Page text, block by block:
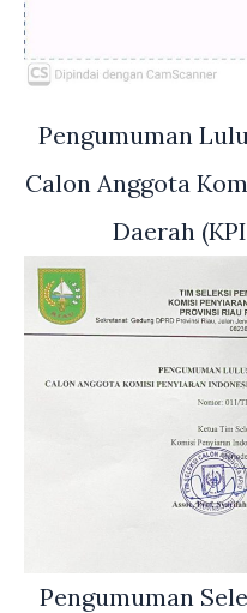
Pengumuman
Calon Anggota
Daerah
Pengumuman